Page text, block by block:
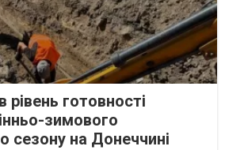
готовності
зимового
сезону на Донеччині